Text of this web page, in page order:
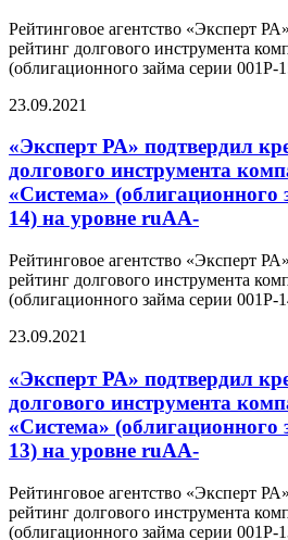
Рейтинговое агентство «Эксперт
рейтинг долгового инструмента
(облигационного займа серии
23.09.2021
«Эксперт РА» подтвердил
долгового инструмента
«Система» (облигационного
14) на уровне ruAA-
Рейтинговое агентство «Эксперт
рейтинг долгового инструмента
(облигационного займа серии 001P-
23.09.2021
«Эксперт РА» подтвердил
долгового инструмента
«Система» (облигационного
13) на уровне ruAА-
Рейтинговое агентство «Эксперт
рейтинг долгового инструмента
(облигационного займа серии